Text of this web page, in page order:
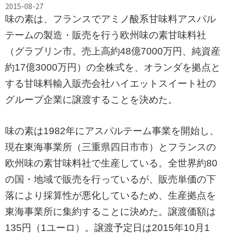
2015-08-27
味の素は、フランスでアミノ酸系甘味料アスパル
テームの製造・販売を行う欧州味の素甘味料社
（グラブリン市。売上高約48億7000万円、純資産
約17億3000万円）の全株式を、オランダを拠点と
する甘味料輸入販売会社ハイエットスイート社の
グループ企業に譲渡することを決めた。
味の素は1982年にアスパルテーム事業を開始し、
現在東海事業所（三重県四日市市）とフランスの
欧州味の素甘味料社で生産している。全世界約80
の国・地域で販売を行っているが、販売単価の下
落により採算性が悪化しているため、生産拠点を
東海事業所に集約することに決めた。譲渡価額は
135円（1ユーロ）。譲渡予定日は2015年10月1